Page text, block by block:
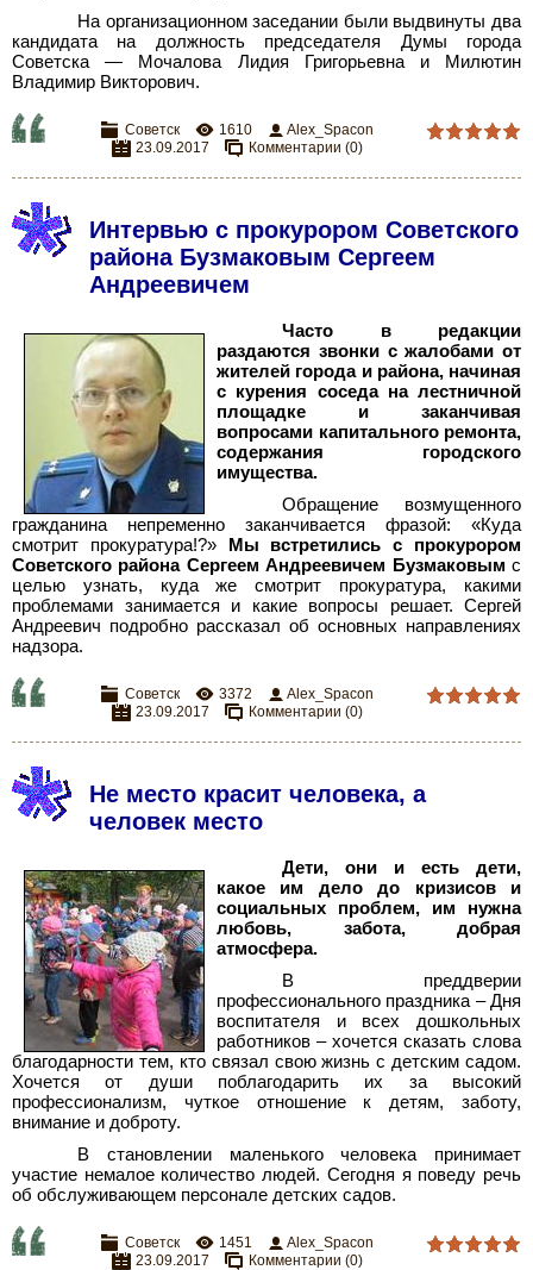
На организационном заседании были выдвинуты два
кандидата на должность председателя Думы города
Советска — Мочалова Лидия Григорьевна и Милютин
Владимир Викторович.
Советск 1610
Alex_Spacon
23.09.2017
Комментарии (0)
Интервью с прокурором Советского
района Бузмаковым Сергеем
Андреевичем
Часто в редакции
раздаются звонки с жалобами от
жителей города и района, начиная
с курения соседа на лестничной
площадке и заканчивая
вопросами капитального ремонта,
содержания городского
имущества.
Обращение возмущенного
гражданина непременно заканчивается фразой: «Куда
смотрит прокуратура!?»
Мы встретились с прокурором
Советского района Сергеем Андреевичем Бузмаковым с
целью узнать, куда же смотрит прокуратура, какими
проблемами занимается и какие вопросы решает. Сергей
Андреевич подробно рассказал об основных направлениях
надзора.
Советск 3372
Alex_Spacon
23.09.2017
Комментарии (0)
Не место красит человека, а
человек место
Дети, они и есть дети,
какое им дело до кризисов и
социальных проблем, им нужна
любовь, забота, добрая
атмосфера.
В преддверии
профессионального праздника – Дня
воспитателя и всех дошкольных
работников – хочется сказать слова
благодарности тем, кто связал свою жизнь с детским садом.
Хочется от души поблагодарить их за высокий
профессионализм, чуткое отношение к детям, заботу,
внимание и доброту.
В становлении маленького человека принимает
участие немалое количество людей. Сегодня я поведу речь
об обслуживающем персонале детских садов.
Советск 1451
Alex_Spacon
23.09.2017
Комментарии (0)